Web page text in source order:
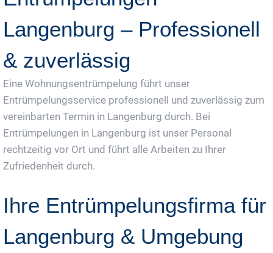
Langenburg – Professionell
& zuverlässig
Eine Wohnungsentrümpelung führt unser
Entrümpelungsservice professionell und zuverlässig zum
vereinbarten Termin in Langenburg durch. Bei
Entrümpelungen in Langenburg ist unser Personal
rechtzeitig vor Ort und führt alle Arbeiten zu Ihrer
Zufriedenheit durch.
Ihre Entrümpelungsfirma für
Langenburg & Umgebung